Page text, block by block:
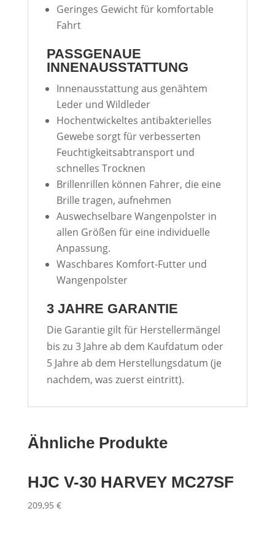
Geringes Gewicht für komfortable
Fahrt
PASSGENAUE
INNENAUSSTATTUNG
Innenausstattung aus genähtem
Leder und Wildleder
Hochentwickeltes antibakterielles
Gewebe sorgt für verbesserten
Feuchtigkeitsabtransport und
schnelles Trocknen
Brillenrillen können Fahrer, die eine
Brille tragen, aufnehmen
Auswechselbare Wangenpolster in
allen Größen für eine individuelle
Anpassung.
Waschbares Komfort-Futter und
Wangenpolster
3 JAHRE GARANTIE
Die Garantie gilt für Herstellermängel
bis zu 3 Jahre ab dem Kaufdatum oder
5 Jahre ab dem Herstellungsdatum (je
nachdem, was zuerst eintritt).
Ähnliche Produkte
HJC V-30 HARVEY MC27SF
209,95 €